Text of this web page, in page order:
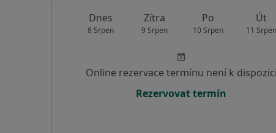
Dnes
8 Srpen
Zítra
9 Srpen
Po
10 Srpen
Út
11 Srpen
Online rezervace termínu není k dispozici
Rezervovat termín